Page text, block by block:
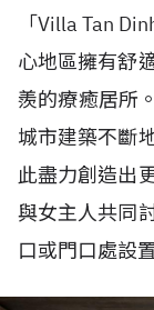
「Villa Tan
心地區擁有舒
羨的療癒居所
城市建築不斷
此盡力創造出
與女主人共同
口或門口處設